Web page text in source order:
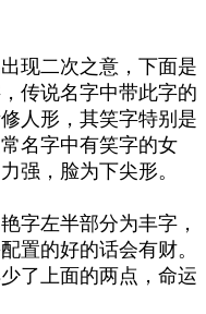
现二次之意，下面是
传说名字中带此字的
人形，其笑字特别是
名字中有笑字的女
强，脸为下尖形。
字左半部分为丰字，
置的好的话会有财。
了上面的两点，命运